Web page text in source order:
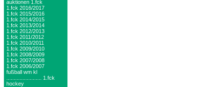
auktionen 1.fck
1.fck 2016/2017
1.fck 2015/2016
1.fck 2014/2015
1.fck 2013/2014
1.fck 2012/2013
1.fck 2011/2012
1.fck 2010/2011
1.fck 2009/2010
1.fck 2008/2009
1.fck 2007/2008
1.fck 2006/2007
fußball wm kl
........................ 1.fck
hockey